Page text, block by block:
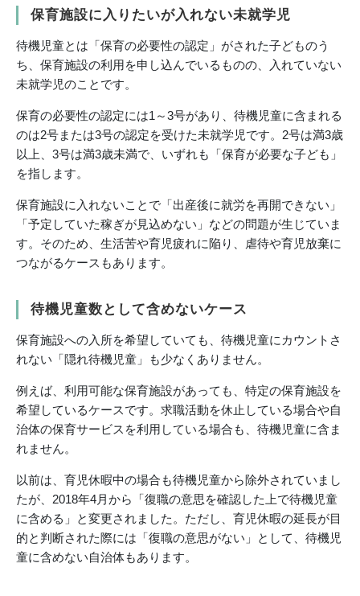
保育施設に入りたいが入れない未就学児
待機児童とは「保育の必要性の認定」がされた子どものう
ち、保育施設の利用を申し込んでいるものの、入れていない
未就学児のことです。
保育の必要性の認定には1～3号があり、待機児童に含まれる
のは2号または3号の認定を受けた未就学児です。2号は満3歳
以上、3号は満3歳未満で、いずれも「保育が必要な子ども」
を指します。
保育施設に入れないことで「出産後に就労を再開できない」
「予定していた稼ぎが見込めない」などの問題が生じていま
す。そのため、生活苦や育児疲れに陥り、虐待や育児放棄に
つながるケースもあります。
待機児童数として含めないケース
保育施設への入所を希望していても、待機児童にカウントさ
れない「隠れ待機児童」も少なくありません。
例えば、利用可能な保育施設があっても、特定の保育施設を
希望しているケースです。求職活動を休止している場合や自
治体の保育サービスを利用している場合も、待機児童に含ま
れません。
以前は、育児休暇中の場合も待機児童から除外されていまし
たが、2018年4月から「復職の意思を確認した上で待機児童
に含める」と変更されました。ただし、育児休暇の延長が目
的と判断された際には「復職の意思がない」として、待機児
童に含めない自治体もあります。